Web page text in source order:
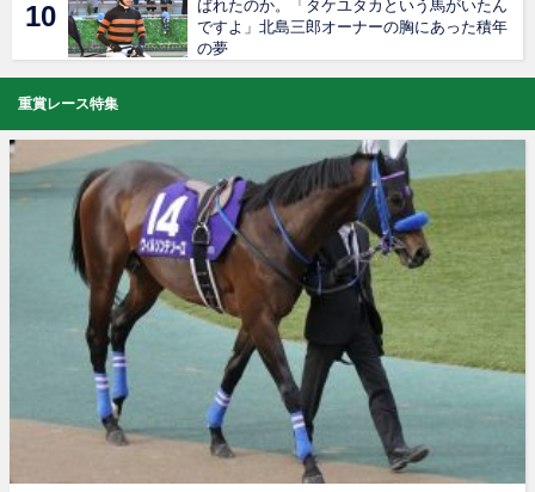
ばれたのか。「タケユタカという馬がいたん
ですよ」北島三郎オーナーの胸にあった積年
の夢
重賞レース特集